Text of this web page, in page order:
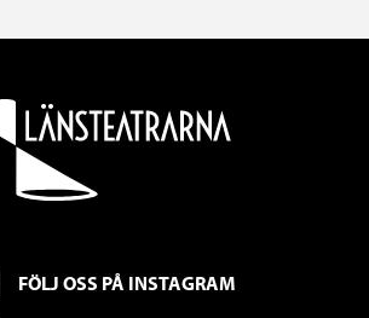
FÖLJ OSS PÅ INSTAGRAM